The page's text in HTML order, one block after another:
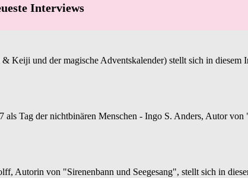
Interviews
und der magische Adventskalender) stellt sich in diesem
Tag der nichtbinären Menschen - Ingo S. Anders, Autor
Autorin von "Sirenenbann und Seegesang", stellt sich in